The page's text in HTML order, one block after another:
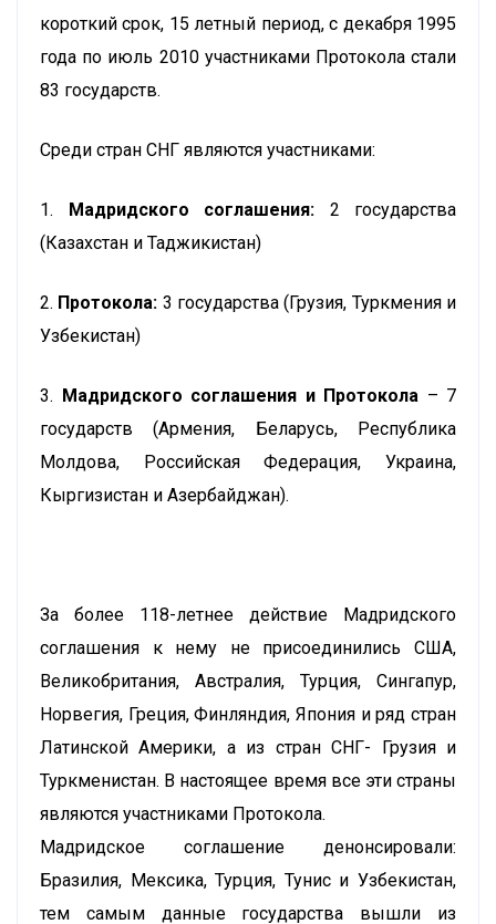
короткий срок, 15 летный период, с декабря 1995
года по июль 2010 участниками Протокола стали
83 государств.
Среди стран СНГ являются участниками:
1. Мадридского соглашения: 2 государства
(Казахстан и Таджикистан)
2. Протокола: 3 государства (Грузия, Туркмения и
Узбекистан)
3. Мадридского соглашения и Протокола – 7
государств (Армения, Беларусь, Республика
Молдова, Российская Федерация, Украина,
Кыргизистан и Азербайджан).
За более 118-летнее действие Мадридского
соглашения к нему не присоединились США,
Великобритания, Австралия, Турция, Сингапур,
Норвегия, Греция, Финляндия, Япония и ряд стран
Латинской Америки, а из стран СНГ- Грузия и
Туркменистан. В настоящее время все эти страны
являются участниками Протокола.
Мадридское соглашение денонсировали:
Бразилия, Мексика, Турция, Тунис и Узбекистан,
тем самым данные государства вышли из